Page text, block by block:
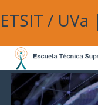
ETSIT / UVa |